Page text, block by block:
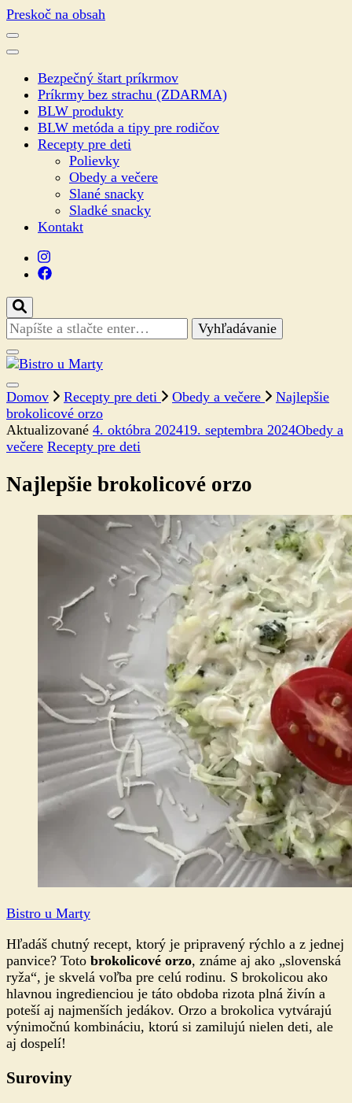
Preskoč na obsah
Bezpečný štart príkrmov
Príkrmy bez strachu (ZDARMA)
BLW produkty
BLW metóda a tipy pre rodičov
Recepty pre deti
Polievky
Obedy a večere
Slané snacky
Sladké snacky
Kontakt
Hľadáte
niečo?
Domov Recepty pre deti Obedy a večere
Najlepšie
brokolicové orzo
Aktualizované 4. októbra 202419. septembra 2024Obedy a
večere Recepty pre deti
Najlepšie brokolicové orzo
Bistro u Marty
Hľadáš chutný recept, ktorý je pripravený rýchlo a z jednej
panvice? Toto brokolicové orzo, známe aj ako „slovenská
ryža“, je skvelá voľba pre celú rodinu. S brokolicou ako
hlavnou ingredienciou je táto obdoba rizota plná živín a
poteší aj najmenších jedákov. Orzo a brokolica vytvárajú
výnimočnú kombináciu, ktorú si zamilujú nielen deti, ale
aj dospelí!
Suroviny